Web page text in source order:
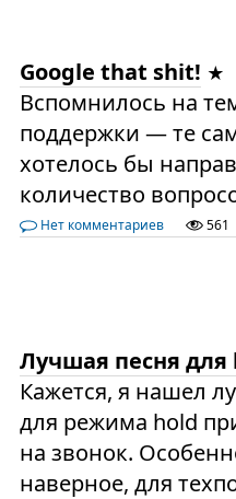
Google that shit!
Вспомнилось на
поддержки — те
хотелось бы
количество
Нет комментариев 561
Лучшая песня
Кажется, я нашел
для режима hold
на звонок.
наверное, для